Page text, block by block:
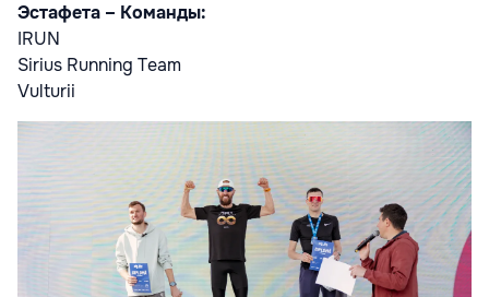
Эстафета – Команды:
IRUN
Sirius Running Team
Vulturii